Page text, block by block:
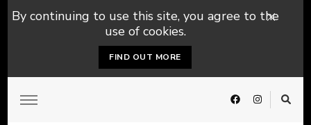
By continuing to use this site, you agree to the
use of cookies.
FIND OUT MORE